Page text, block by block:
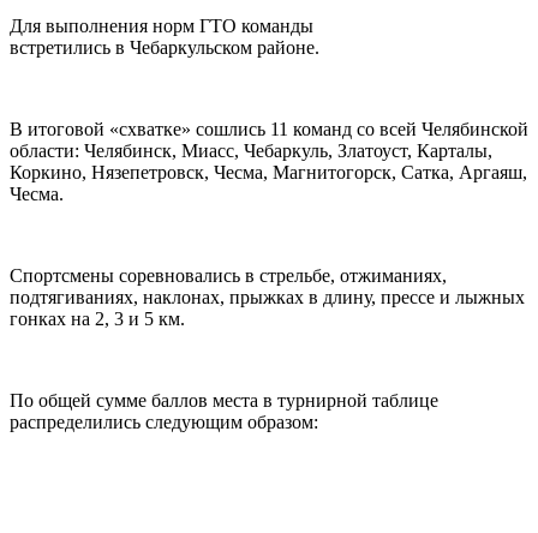
Для выполнения норм ГТО команды
встретились в Чебаркульском районе.
В итоговой «схватке» сошлись 11 команд со всей Челябинской
области: Челябинск, Миасс, Чебаркуль, Златоуст, Карталы,
Коркино, Нязепетровск, Чесма, Магнитогорск, Сатка, Аргаяш,
Чесма.
Спортсмены соревновались в стрельбе, отжиманиях,
подтягиваниях, наклонах, прыжках в длину, прессе и лыжных
гонках на 2, 3 и 5 км.
По общей сумме баллов места в турнирной таблице
распределились следующим образом: